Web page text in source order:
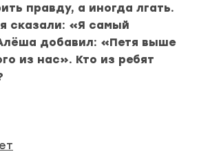
правду, а иногда лгать.
сказали: «Я самый
добавил: «Петя выше
из нас». Кто из ребят